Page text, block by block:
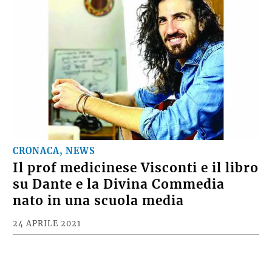
CRONACA, NEWS
Il prof medicinese Visconti e il libro
su Dante e la Divina Commedia
nato in una scuola media
24 APRILE 2021